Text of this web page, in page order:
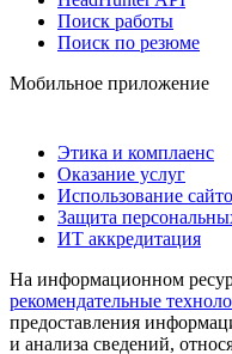
Поиск работы
Поиск по резюме
Мобильное приложение
Этика и комплаенс
Оказание услуг
Использование
Защита
ИТ аккредитация
На информационном
рекомендательные
предоставления
и анализа сведений,